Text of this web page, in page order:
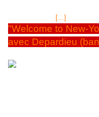
[…]
"Welcome to New-
avec Depardieu